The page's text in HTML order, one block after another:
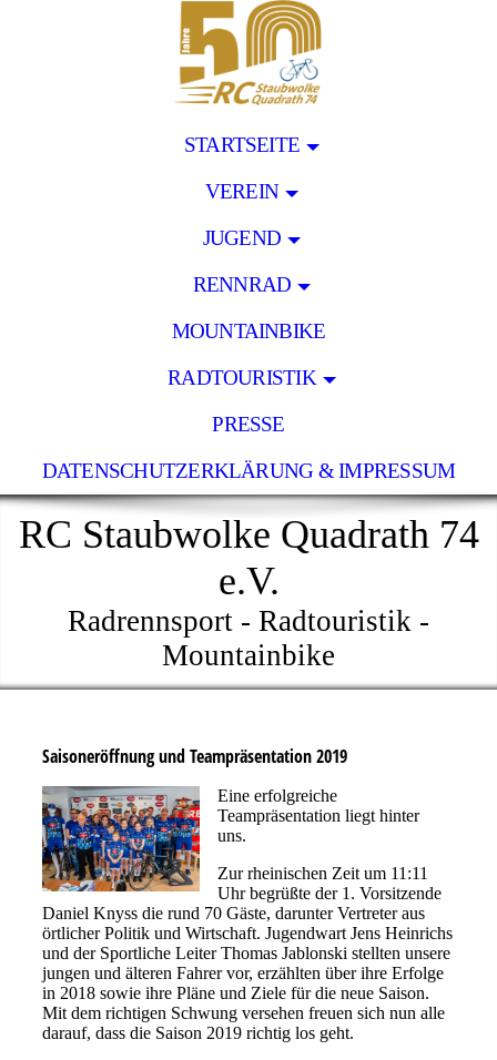
STARTSEITE
VEREIN
JUGEND
RENNRAD
MOUNTAINBIKE
RADTOURISTIK
PRESSE
DATENSCHUTZERKLÄRUNG & IMPRESSUM
RC Staubwolke Quadrath 74
e.V.
Radrennsport - Radtouristik -
Mountainbike
Saisoneröffnung und Teampräsentation 2019
Eine erfolgreiche
Teampräsentation liegt hinter
uns.
Zur rheinischen Zeit um 11:11
Uhr begrüßte der 1. Vorsitzende
Daniel Knyss die rund 70 Gäste, darunter Vertreter aus
örtlicher Politik und Wirtschaft. Jugendwart Jens Heinrichs
und der Sportliche Leiter Thomas Jablonski stellten unsere
jungen und älteren Fahrer vor, erzählten über ihre Erfolge
in 2018 sowie ihre Pläne und Ziele für die neue Saison.
Mit dem richtigen Schwung versehen freuen sich nun alle
darauf, dass die Saison 2019 richtig los geht.